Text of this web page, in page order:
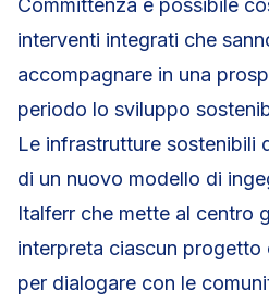
interventi integrati che
accompagnare in una
periodo lo sviluppo
Le infrastrutture sostenibili
di un nuovo modello di
Italferr che mette al centro
interpreta ciascun progetto
per dialogare con le